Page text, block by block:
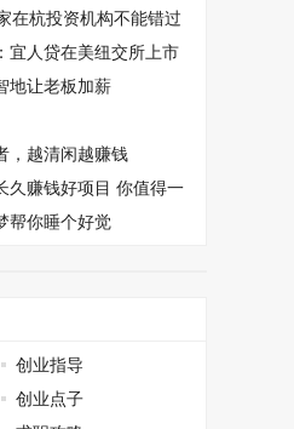
在杭投资机构不能错过
宜人贷在美纽交所上市
地让老板加薪
，越清闲越赚钱
久赚钱好项目 你值得一
帮你睡个好觉
创业指导
创业点子